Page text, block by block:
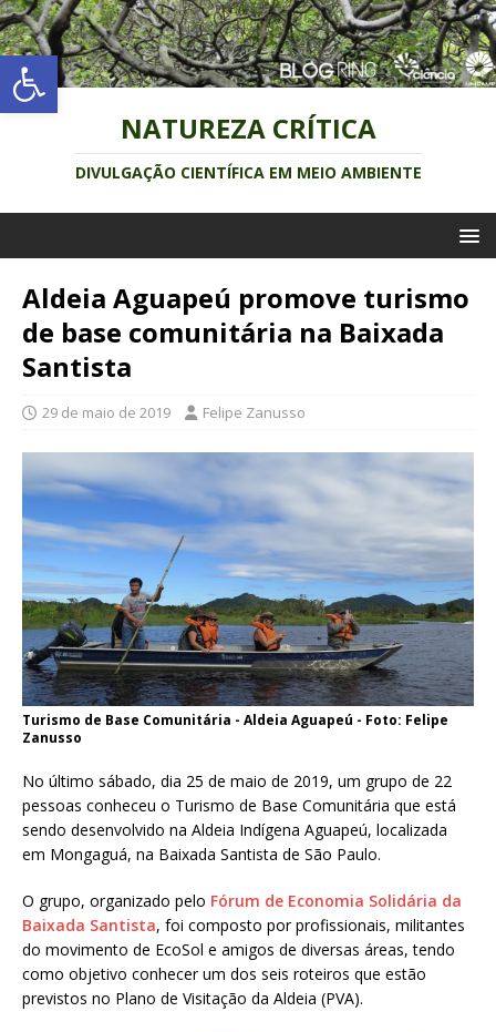
Abrir a barra de ferramentas
NATUREZA CRÍTICA
DIVULGAÇÃO CIENTÍFICA EM MEIO AMBIENTE
Aldeia Aguapeú promove turismo
de base comunitária na Baixada
Santista
29 de maio de 2019 Felipe Zanusso
Turismo de Base Comunitária - Aldeia Aguapeú - Foto: Felipe
Zanusso
No último sábado, dia 25 de maio de 2019, um grupo de 22
pessoas conheceu o Turismo de Base Comunitária que está
sendo desenvolvido na Aldeia Indígena Aguapeú, localizada
em Mongaguá, na Baixada Santista de São Paulo.
O grupo, organizado pelo Fórum de Economia Solidária da
Baixada Santista, foi composto por profissionais, militantes
do movimento de EcoSol e amigos de diversas áreas, tendo
como objetivo conhecer um dos seis roteiros que estão
previstos no Plano de Visitação da Aldeia (PVA).